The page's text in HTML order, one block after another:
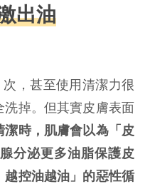
出油
，甚至使用清潔力很
掉。但其實皮膚表面
潔時，肌膚會以為「皮
分泌更多油脂保護皮
越控油越油」的惡性循